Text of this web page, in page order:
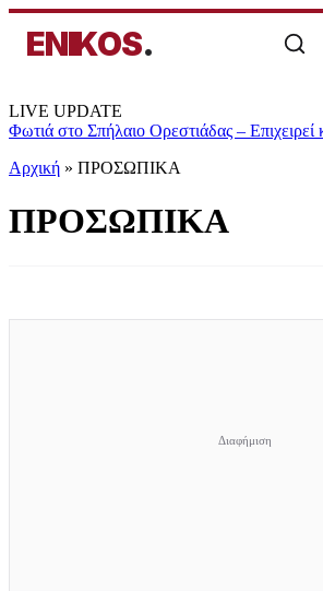
ENIKOS.
LIVE UPDATE
Φωτιά στο Σπήλαιο Ορεστιάδας – Επιχειρεί
Αρχική » ΠΡΟΣΩΠΙΚΑ
ΠΡΟΣΩΠΙΚΑ